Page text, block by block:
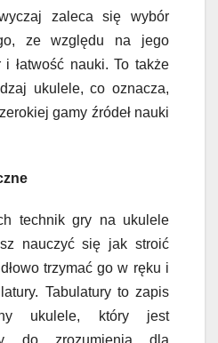
zaleca się wybór
ze względu na jego
i łatwość nauki. To także
ukulele, co oznacza,
gamy źródeł nauki
technik gry na ukulele
nauczyć się jak stroić
trzymać go w ręku i
Tabulatury to zapis
ukulele, który jest
do zrozumienia dla